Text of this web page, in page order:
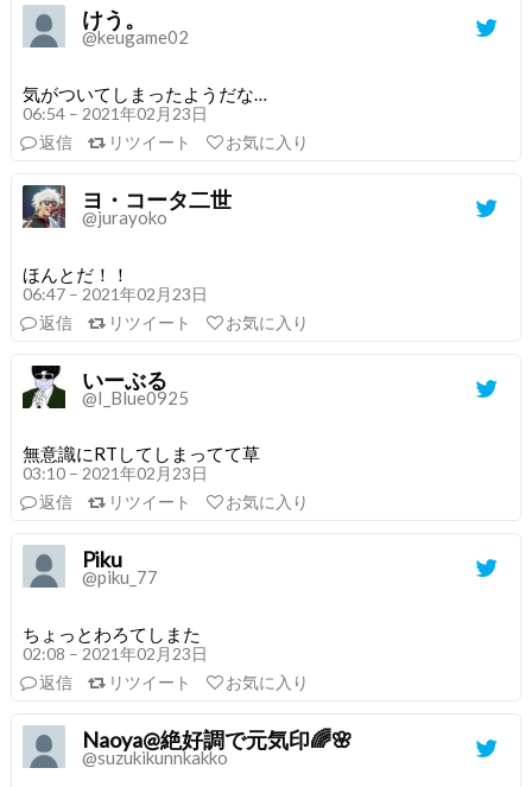
けう。
@keugame02
気がついてしまったようだな…
06:54 – 2021年02月23日
返信
リツイート お気に入り
ヨ・コータ二世
@jurayoko
ほんとだ！！
06:47 – 2021年02月23日
返信
リツイート お気に入り
いーぶる
@I_Blue0925
無意識にRTしてしまってて草
03:10 – 2021年02月23日
返信
リツイート お気に入り
Piku
@piku_77
ちょっとわろてしまた
02:08 – 2021年02月23日
返信
リツイート お気に入り
Naoya@絶好調で元気印🌈🌸
@suzukikunnkakko